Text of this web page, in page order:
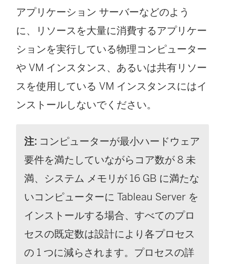
ィ
ン
ド
ウ
で
リ
ク
が
開
ウ
ィ
ン
ド
ウ
で
ク
)
アプリケーション サーバーなどのよう
に、リソースを大量に消費するアプリケー
ションを実行している物理コンピューター
や VM インスタンス、あるいは共有リソー
スを使用している VM インスタンスにはイ
ンストールしないでください。
注: コンピューターが最小ハードウェア
要件を満たしていながらコア数が 8 未
満、システム メモリが 16 GB に満たな
いコンピューターに Tableau Server を
インストールする場合、すべてのプロ
セスの既定数は設計により各プロセス
の 1 つに減らされます。プロセスの詳